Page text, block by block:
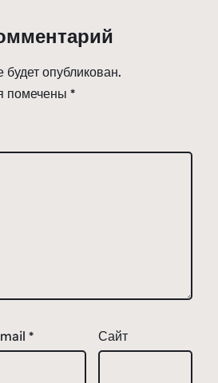
опубликован.
помечены *
* Сайт